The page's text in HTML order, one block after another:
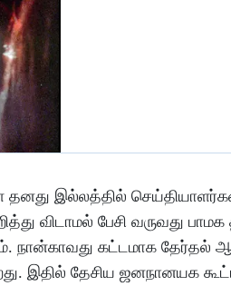
இல்லத்தில்
விடாமல் பேசி வருவது
நான்காவது கட்டமாக தேர்தல்
இதில் தேசிய ஜனநானயக